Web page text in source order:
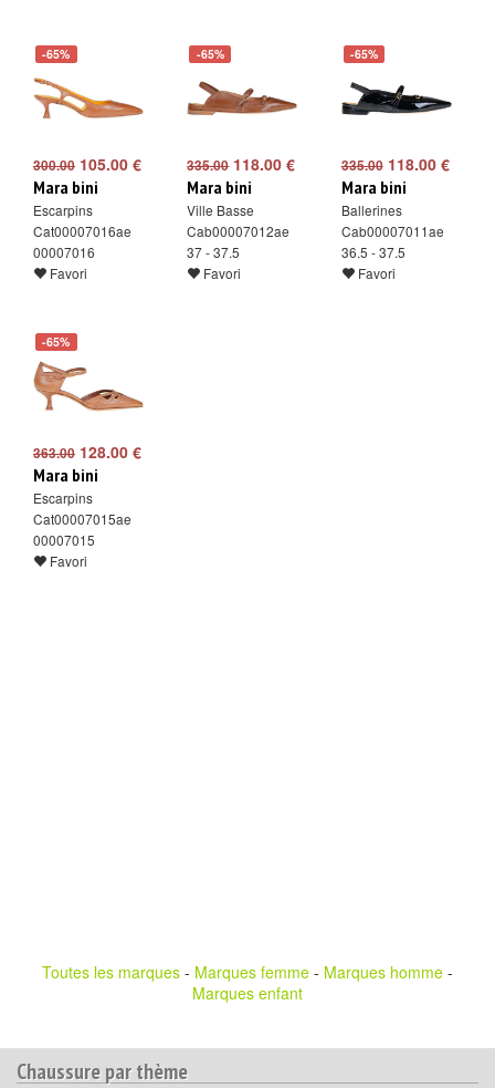
-65%
300.00 105.00 €
Mara bini
Escarpins
Cat00007016ae
00007016
Favori
-65%
335.00118.00 €
Mara bini
Ville Basse
Cab00007012ae
37 - 37.5
Favori
-65%
335.00118.00 €
Mara bini
Ballerines
Cab00007011ae
36.5 - 37.5
Favori
-65%
363.00 128.00 €
Mara bini
Escarpins
Cat00007015ae
00007015
Favori
Toutes les marques - Marques femme - Marques homme -
Marques enfant
Chaussure par thème